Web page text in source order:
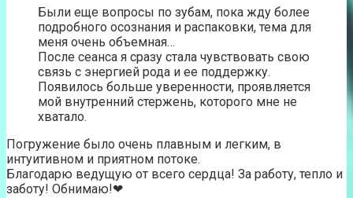
Были еще вопросы по зубам, пока жду более
подробного осознания и распаковки, тема для
меня очень объемная…
После сеанса я сразу стала чувствовать свою
связь с энергией рода и ее поддержку.
Появилось больше уверенности, проявляется
мой внутренний стержень, которого мне не
хватало.
Погружение было очень плавным и легким, в
интуитивном и приятном потоке.
Благодарю ведущую от всего сердца! За работу, тепло и
заботу! Обнимаю!❤